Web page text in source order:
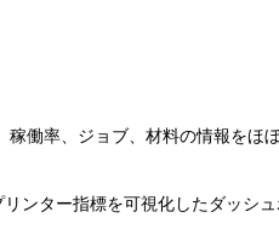
働率、ジョブ、材料の情報をほ
ンター指標を可視化したダッシュ